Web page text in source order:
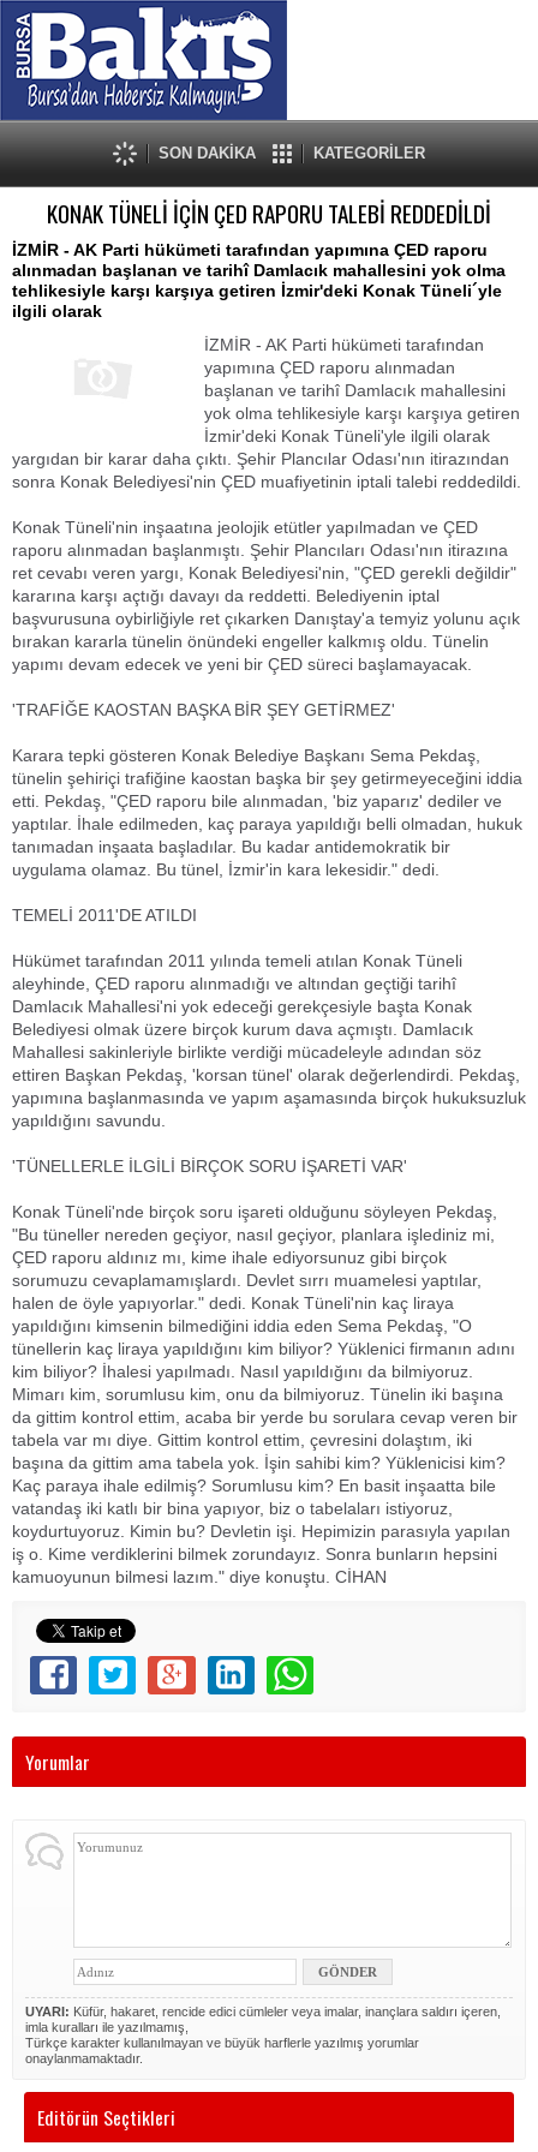
SON DAKİKA KATEGORİLER
KONAK TÜNELİ İÇİN ÇED RAPORU TALEBİ REDDEDİLDİ
İZMİR - AK Parti hükümeti tarafından yapımına ÇED raporu
alınmadan başlanan ve tarihî Damlacık mahallesini yok olma
tehlikesiyle karşı karşıya getiren İzmir'deki Konak Tüneli´yle
ilgili olarak
İZMİR - AK Parti hükümeti tarafından
yapımına ÇED raporu alınmadan
başlanan ve tarihî Damlacık mahallesini
yok olma tehlikesiyle karşı karşıya getiren
İzmir'deki Konak Tüneli'yle ilgili olarak
yargıdan bir karar daha çıktı. Şehir Plancılar Odası'nın itirazından
sonra Konak Belediyesi'nin ÇED muafiyetinin iptali talebi reddedildi.
Konak Tüneli'nin inşaatına jeolojik etütler yapılmadan ve ÇED
raporu alınmadan başlanmıştı. Şehir Plancıları Odası'nın itirazına
ret cevabı veren yargı, Konak Belediyesi'nin, "ÇED gerekli değildir"
kararına karşı açtığı davayı da reddetti. Belediyenin iptal
başvurusuna oybirliğiyle ret çıkarken Danıştay'a temyiz yolunu açık
bırakan kararla tünelin önündeki engeller kalkmış oldu. Tünelin
yapımı devam edecek ve yeni bir ÇED süreci başlamayacak.
'TRAFİĞE KAOSTAN BAŞKA BİR ŞEY GETİRMEZ'
Karara tepki gösteren Konak Belediye Başkanı Sema Pekdaş,
tünelin şehiriçi trafiğine kaostan başka bir şey getirmeyeceğini iddia
etti. Pekdaş, "ÇED raporu bile alınmadan, 'biz yaparız' dediler ve
yaptılar. İhale edilmeden, kaç paraya yapıldığı belli olmadan, hukuk
tanımadan inşaata başladılar. Bu kadar antidemokratik bir
uygulama olamaz. Bu tünel, İzmir'in kara lekesidir." dedi.
TEMELİ 2011'DE ATILDI
Hükümet tarafından 2011 yılında temeli atılan Konak Tüneli
aleyhinde, ÇED raporu alınmadığı ve altından geçtiği tarihî
Damlacık Mahallesi'ni yok edeceği gerekçesiyle başta Konak
Belediyesi olmak üzere birçok kurum dava açmıştı. Damlacık
Mahallesi sakinleriyle birlikte verdiği mücadeleyle adından söz
ettiren Başkan Pekdaş, 'korsan tünel' olarak değerlendirdi. Pekdaş,
yapımına başlanmasında ve yapım aşamasında birçok hukuksuzluk
yapıldığını savundu.
'TÜNELLERLE İLGİLİ BİRÇOK SORU İŞARETİ VAR'
Konak Tüneli'nde birçok soru işareti olduğunu söyleyen Pekdaş,
"Bu tüneller nereden geçiyor, nasıl geçiyor, planlara işlediniz mi,
ÇED raporu aldınız mı, kime ihale ediyorsunuz gibi birçok
sorumuzu cevaplamamışlardı. Devlet sırrı muamelesi yaptılar,
halen de öyle yapıyorlar." dedi. Konak Tüneli'nin kaç liraya
yapıldığını kimsenin bilmediğini iddia eden Sema Pekdaş, "O
tünellerin kaç liraya yapıldığını kim biliyor? Yüklenici firmanın adını
kim biliyor? İhalesi yapılmadı. Nasıl yapıldığını da bilmiyoruz.
Mimarı kim, sorumlusu kim, onu da bilmiyoruz. Tünelin iki başına
da gittim kontrol ettim, acaba bir yerde bu sorulara cevap veren bir
tabela var mı diye. Gittim kontrol ettim, çevresini dolaştım, iki
başına da gittim ama tabela yok. İşin sahibi kim? Yüklenicisi kim?
Kaç paraya ihale edilmiş? Sorumlusu kim? En basit inşaatta bile
vatandaş iki katlı bir bina yapıyor, biz o tabelaları istiyoruz,
koydurtuyoruz. Kimin bu? Devletin işi. Hepimizin parasıyla yapılan
iş o. Kime verdiklerini bilmek zorundayız. Sonra bunların hepsini
kamuoyunun bilmesi lazım." diye konuştu. CİHAN
Yorumlar
UYARI: Küfür, hakaret, rencide edici cümleler veya imalar, inançlara saldırı içeren,
imla kuralları ile yazılmamış,
Türkçe karakter kullanılmayan ve büyük harflerle yazılmış yorumlar
onaylanmamaktadır.
Editörün Seçtikleri